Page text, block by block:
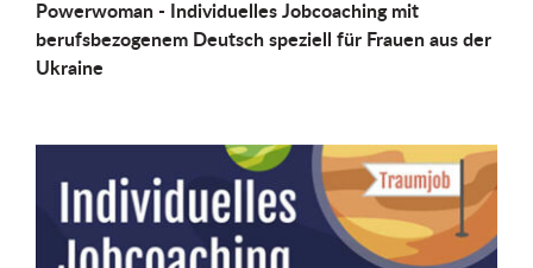
Powerwoman - Individuelles Jobcoaching mit
berufsbezogenem Deutsch speziell für Frauen aus der
Ukraine